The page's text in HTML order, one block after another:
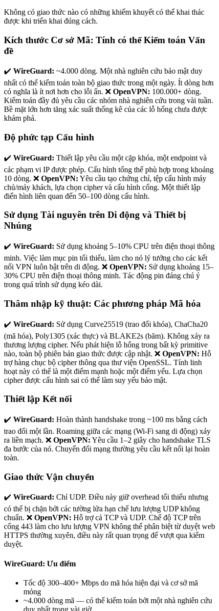
Không có giao thức nào có những khiếm khuyết có thể khai thác
được khi triển khai đúng cách.
Kích thước Cơ sở Mã: Tính có thể Kiểm toán Vấn
đề
✔️ WireGuard: ~4.000 dòng. Một nhà nghiên cứu bảo mật duy
nhất có thể kiểm toán toàn bộ giao thức trong một ngày. Ít dòng hơn
có nghĩa là ít nơi hơn cho lỗi ẩn. ❌ OpenVPN: 100.000+ dòng.
Kiểm toán đầy đủ yêu cầu các nhóm nhà nghiên cứu trong vài tuần.
Bề mặt lớn hơn tăng xác suất thống kê của các lỗ hổng chưa được
khám phá.
Độ phức tạp Cấu hình
✔️ WireGuard: Thiết lập yêu cầu một cặp khóa, một endpoint và
các phạm vi IP được phép. Cấu hình tổng thể phù hợp trong khoảng
10 dòng. ❌ OpenVPN: Yêu cầu tạo chứng chỉ, tệp cấu hình máy
chủ/máy khách, lựa chọn cipher và cấu hình cổng. Một thiết lập
điển hình liên quan đến 50–100 dòng cấu hình.
Sử dụng Tài nguyên trên Di động và Thiết bị
Nhúng
✔️ WireGuard: Sử dụng khoảng 5–10% CPU trên điện thoại thông
minh. Việc làm mục pin tối thiểu, làm cho nó lý tưởng cho các kết
nối VPN luôn bật trên di động. ❌ OpenVPN: Sử dụng khoảng 15–
30% CPU trên điện thoại thông minh. Tác động pin đáng chú ý
trong quá trình sử dụng kéo dài.
Thâm nhập kỹ thuật: Các phương pháp Mã hóa
✔️ WireGuard: Sử dụng Curve25519 (trao đổi khóa), ChaCha20
(mã hóa), Poly1305 (xác thực) và BLAKE2s (băm). Không xảy ra
thương lượng cipher. Nếu phát hiện lỗ hổng trong bất kỳ primitive
nào, toàn bộ phiên bản giao thức được cập nhật. ❌ OpenVPN: Hỗ
trợ hàng chục bộ cipher thông qua thư viện OpenSSL. Tính linh
hoạt này có thể là một điểm mạnh hoặc một điểm yếu. Lựa chọn
cipher được cấu hình sai có thể làm suy yếu bảo mật.
Thiết lập Kết nối
✔️ WireGuard: Hoàn thành handshake trong ~100 ms bằng cách
trao đổi một lần. Roaming giữa các mạng (Wi-Fi sang di động) xảy
ra liền mạch. ❌ OpenVPN: Yêu cầu 1–2 giây cho handshake TLS
đa bước của nó. Chuyển đổi mạng thường yêu cầu kết nối lại hoàn
toàn.
Giao thức Vận chuyển
✔️ WireGuard: Chỉ UDP. Điều này giữ overhead tối thiểu nhưng
có thể bị chặn bởi các tường lửa hạn chế lưu lượng UDP không
chuẩn. ❌ OpenVPN: Hỗ trợ cả TCP và UDP. Chế độ TCP trên
cổng 443 làm cho lưu lượng VPN không thể phân biệt từ duyệt web
HTTPS thường xuyên, điều này rất quan trọng để vượt qua kiểm
duyệt.
WireGuard: Ưu điểm
Tốc độ 300–400+ Mbps do mã hóa hiện đại và cơ sở mã
mỏng
~4.000 dòng mã — có thể kiểm toán bởi một nhà nghiên cứu
duy nhất trong vài giờ